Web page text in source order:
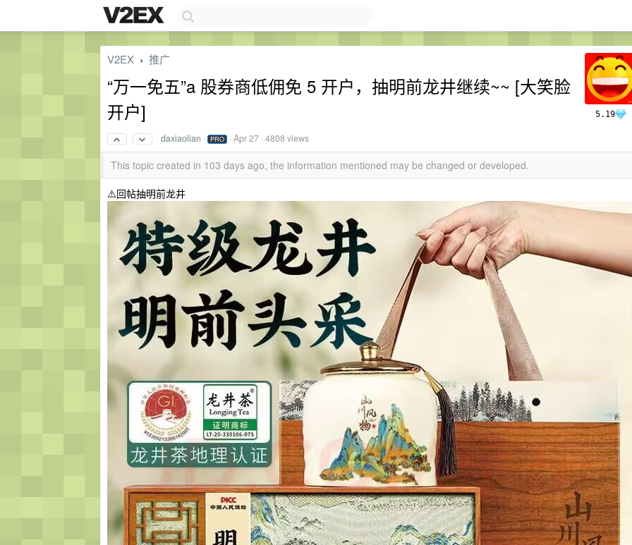
5.19
V2EX › 推广
“万一免五”a 股券商低佣免 5 开户，抽明前龙井继续~~ [大笑脸
开户]
daxiaolian · PRO ·Apr 27 · 4808 views
This topic created in 103 days ago, the information mentioned may be changed or developed.
⚠️回帖抽明前龙井